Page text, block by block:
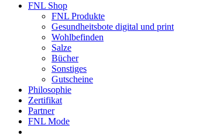
FNL Shop
FNL Produkte
Gesundheitsbote digital und print
Wohlbefinden
Salze
Bücher
Sonstiges
Gutscheine
Philosophie
Zertifikat
Partner
FNL Mode